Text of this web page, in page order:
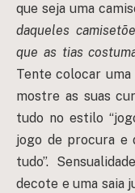
que seja uma
daqueles
que as tias
Tente colocar uma
mostre as suas
tudo no estilo
jogo de procura e
tudo”.
decote e uma saia